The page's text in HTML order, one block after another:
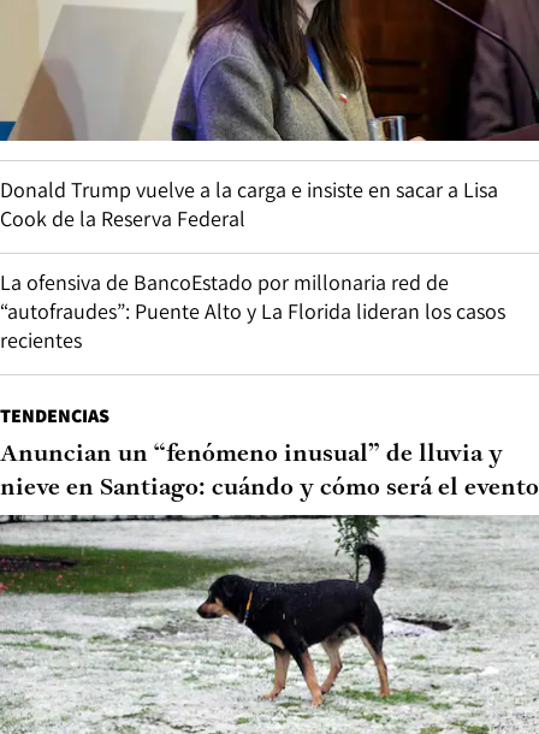
Donald Trump vuelve a la carga e insiste en sacar a Lisa
Cook de la Reserva Federal
La ofensiva de BancoEstado por millonaria red de
“autofraudes”: Puente Alto y La Florida lideran los casos
recientes
TENDENCIAS
Anuncian un “fenómeno inusual” de lluvia y
nieve en Santiago: cuándo y cómo será el evento